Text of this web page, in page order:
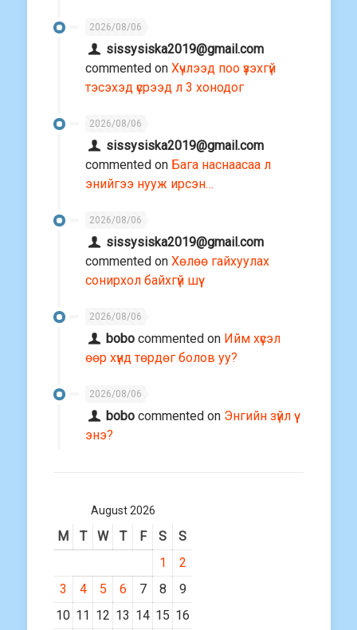
2026/08/06
sissysiska2019@gmail.com
commented on Хүчлээд поо үзэхгүй
тэсэхэд үсрээд л 3 хонодог
2026/08/06
sissysiska2019@gmail.com
commented on Бага наснаасаа л
энийгээ нууж ирсэн…
2026/08/06
sissysiska2019@gmail.com
commented on Хөлөө гайхуулах
сонирхол байхгүй шүү
2026/08/06
bobo commented on Ийм хүсэл
өөр хүнд төрдөг болов уу?
2026/08/06
bobo commented on Энгийн зүйл үү
энэ?
August 2026
M T W T F S
S
1
2
3
4 5 6 7 8
9
10 11 12 13 14 15 16